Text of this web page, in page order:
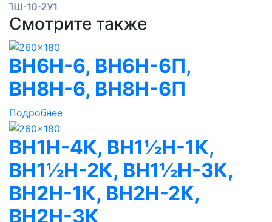
ГРПШ-13-2У1
Смотрите также
ВН6Н-6, ВН6Н-6П,
ВН8Н-6, ВН8H-6П
Подробнее
ВН1Н-4К, ВН1½Н-1К,
ВН1½Н-2К, ВН1½Н-3К,
ВН2Н-1К, ВН2Н-2К,
ВН2Н-3К